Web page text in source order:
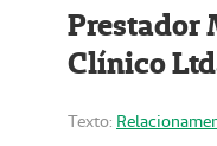
Prestador
Clínico
Texto: